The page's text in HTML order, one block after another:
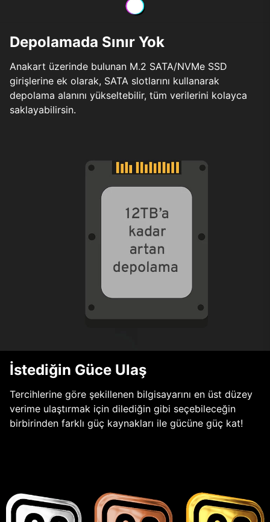
Depolamada Sınır Yok
Anakart üzerinde bulunan M.2 SATA/NVMe SSD
girişlerine ek olarak, SATA slotlarını kullanarak
depolama alanını yükseltebilir, tüm verilerini kolayca
saklayabilirsin.
İstediğin Güce Ulaş
Tercihlerine göre şekillenen bilgisayarını en üst düzey
verime ulaştırmak için dilediğin gibi seçebileceğin
birbirinden farklı güç kaynakları ile gücüne güç kat!